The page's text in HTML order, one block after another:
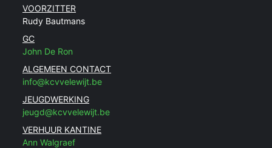
VOORZITTER
Rudy Bautmans
GC
John De Ron
ALGEMEEN CONTACT
info@kcvvelewijt.be
JEUGDWERKING
jeugd@kcvvelewijt.be
VERHUUR KANTINE
Ann Walgraef